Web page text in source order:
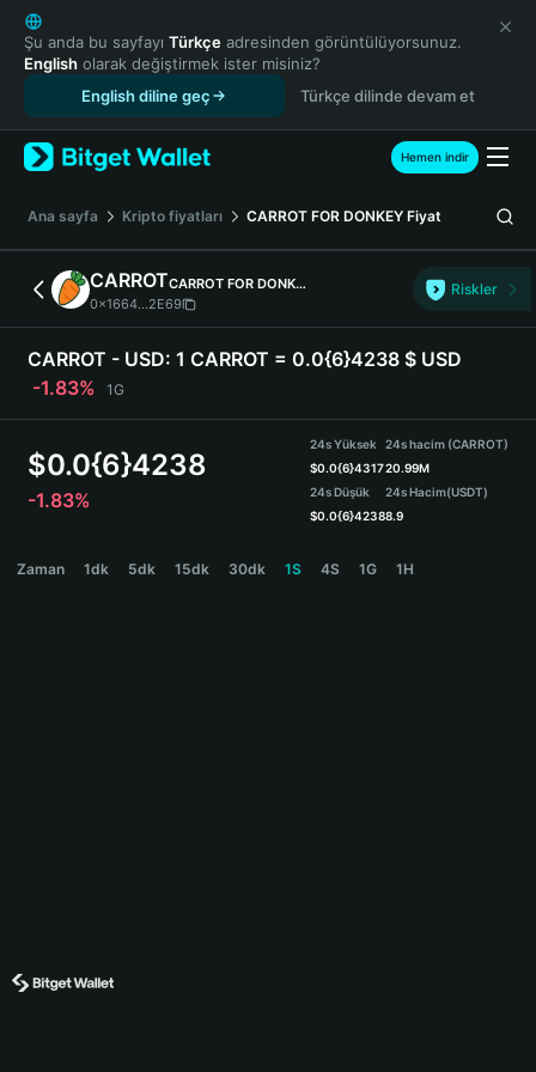
English
日本語
Tiếng Việt
Español (Latinoamérica)
Türkçe
Français
Deutsch
简体中文
繁體中文
Português (Portugal)
Bahasa Indonesia
ภาษาไทย
हिन्दी
Español
Português (Brasil)
Şu anda bu sayfayı Türkçe adresinden görüntülüyorsunuz.
English olarak değiştirmek ister misiniz?
English diline geç
Türkçe dilinde devam et
Hemen indir
Ana sayfa Kripto fiyatları CARROT FOR DONKEY Fiyat
CARROT
CARROT FOR DONKEY
0x1664...2E69
Riskler
CARROT - USD: 1 CARROT = 0.0{6}4238 $ USD
-1.83%
1G
$0.0{6}4238
-1.83%
24s Yüksek
$0.0{6}4317
24s Düşük
$0.0{6}4238
24s hacim (CARROT)
20.99M
24s Hacim(USDT)
8.9
Zaman 1dk 5dk 15dk 30dk 1S 4S 1G 1H